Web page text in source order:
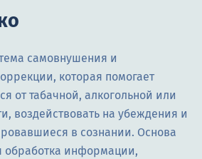
самовнушения и
которая помогает
от табачной, алкогольной или
воздействовать на убеждения и
в сознании. Основа
обработка информации,